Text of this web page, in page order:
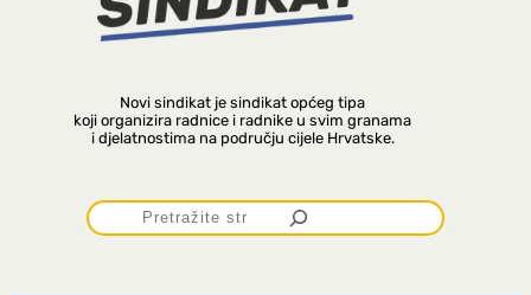
Novi sindikat je sindikat općeg tipa
koji organizira radnice i radnike u svim granama
i djelatnostima na području cijele Hrvatske.
P